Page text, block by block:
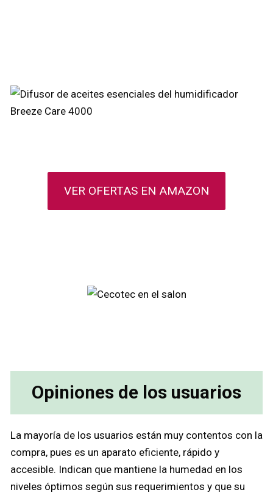
VER OFERTAS EN AMAZON
Opiniones de los usuarios
La mayoría de los usuarios están muy contentos con la
compra, pues es un aparato eficiente, rápido y
accesible. Indican que mantiene la humedad en los
niveles óptimos según sus requerimientos y que su